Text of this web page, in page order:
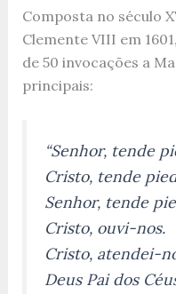
Composta no século
Clemente VIII em
de 50 invocações a
principais:
“Senhor, tende
Cristo, tende
Senhor, tende
Cristo, ouvi-nos.
Cristo, atendei-
Deus Pai dos